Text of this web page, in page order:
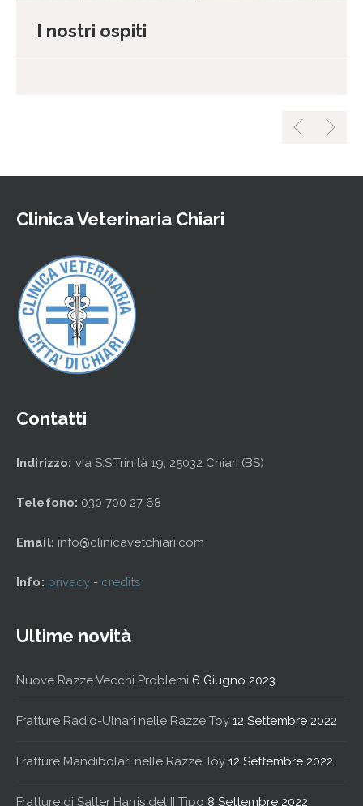
I nostri ospiti
Clinica Veterinaria Chiari
Contatti
Indirizzo: via S.S.Trinità 19, 25032 Chiari (BS)
Telefono: 030 700 27 68
Email: info@clinicavetchiari.com
Info: privacy - credits
Ultime novità
Nuove Razze Vecchi Problemi 6 Giugno 2023
Fratture Radio-Ulnari nelle Razze Toy 12 Settembre 2022
Fratture Mandibolari nelle Razze Toy 12 Settembre 2022
Fratture di Salter Harris del II Tipo 8 Settembre 2022